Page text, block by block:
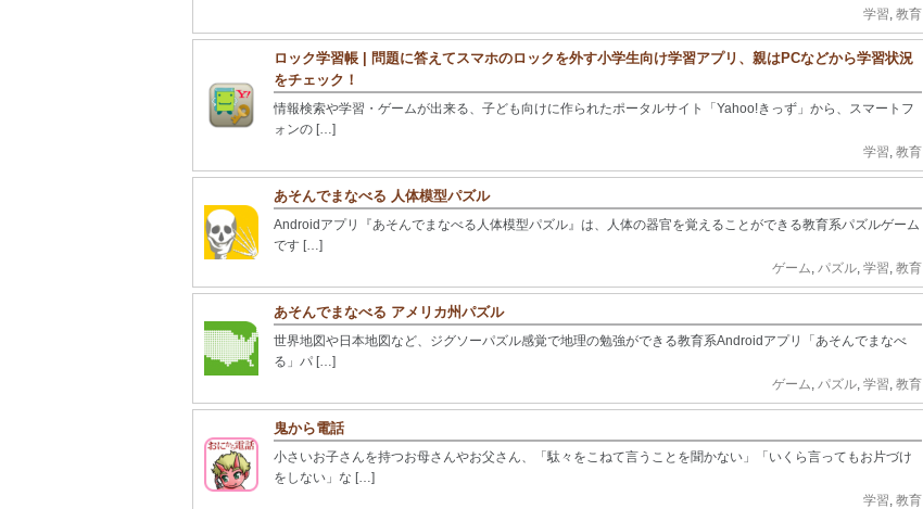
学習, 教育
ロック学習帳 | 問題に答えてスマホのロックを外す小学生向け学習アプリ、親はPCなどから学習状況
をチェック！
情報検索や学習・ゲームが出来る、子ども向けに作られたポータルサイト「Yahoo!きっず」から、スマートフ
ォンの […]
学習, 教育
あそんでまなべる 人体模型パズル
Androidアプリ『あそんでまなべる人体模型パズル』は、人体の器官を覚えることができる教育系パズルゲーム
です […]
ゲーム, パズル, 学習, 教育
あそんでまなべる アメリカ州パズル
世界地図や日本地図など、ジグソーパズル感覚で地理の勉強ができる教育系Androidアプリ「あそんでまなべ
る」パ […]
ゲーム, パズル, 学習, 教育
鬼から電話
小さいお子さんを持つお母さんやお父さん、「駄々をこねて言うことを聞かない」「いくら言ってもお片づけ
をしない」な […]
学習, 教育